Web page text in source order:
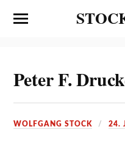
Peter F.
WOLFGANG STOCK 24.